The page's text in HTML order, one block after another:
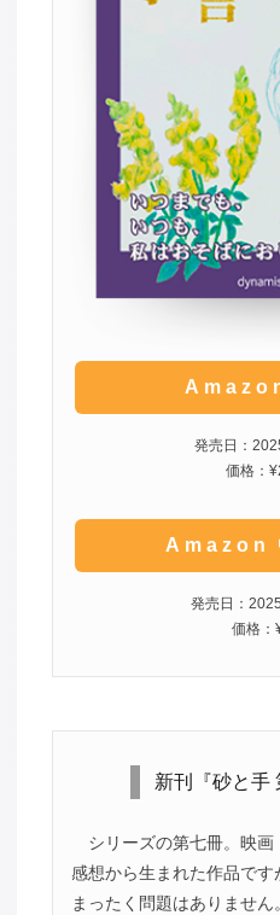
発売日：
価格：
Amazon
発売日：
価格：
新刊『砂と手
シリーズの第七冊。映
感想から生まれた作品で
まったく問題はありませ